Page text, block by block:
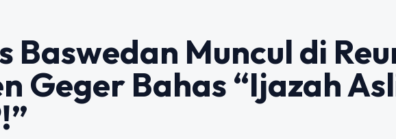
Baswedan Muncul di
Geger Bahas “Ijazah